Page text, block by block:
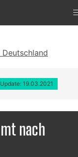
19.03.2021
nach